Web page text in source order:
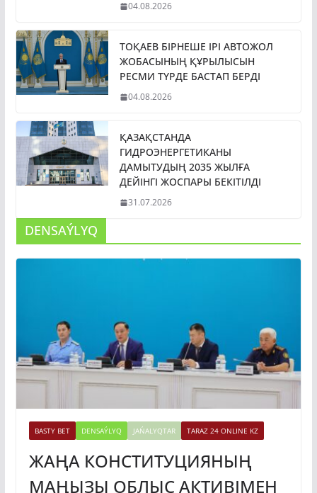
04.08.2026
ТОҚАЕВ БІРНЕШЕ ІРІ АВТОЖОЛ
ЖОБАСЫНЫҢ ҚҰРЫЛЫСЫН
РЕСМИ ТҮРДЕ БАСТАП БЕРДІ
04.08.2026
ҚАЗАҚСТАНДА
ГИДРОЭНЕРГЕТИКАНЫ
ДАМЫТУДЫҢ 2035 ЖЫЛҒА
ДЕЙІНГІ ЖОСПАРЫ БЕКІТІЛДІ
31.07.2026
DENSAÝLYQ
BASTY BET DENSAÝLYQ JAŃALYQTAR TARAZ 24 ONLINE KZ
ЖАҢА КОНСТИТУЦИЯНЫҢ
МАҢЫЗЫ ОБЛЫС АКТИВІМЕН